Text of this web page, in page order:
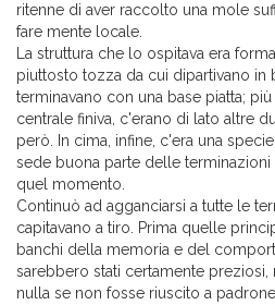
ritenne di aver raccolto una mole
fare mente locale.
La struttura che lo ospitava era
piuttosto tozza da cui dipartivano in
terminavano con una base piatta;
centrale finiva, c'erano di lato altre
però. In cima, infine, c'era una
sede buona parte delle terminazioni
quel momento.
Continuò ad agganciarsi a tutte le
capitavano a tiro. Prima quelle
banchi della memoria e del
sarebbero stati certamente preziosi,
nulla se non fosse riuscito a